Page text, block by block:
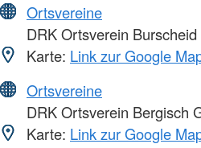
Ortsvereine
DRK Ortsverein Burscheid
Karte: Link zur Google
Ortsvereine
DRK Ortsverein Bergisch
Karte: Link zur Google